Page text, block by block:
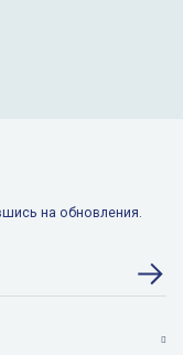
на обновления.